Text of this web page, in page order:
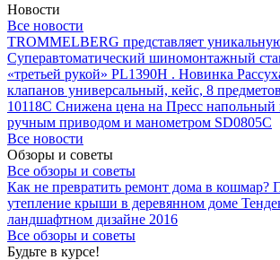
Новости
Все новости
TROMMELBERG представляет
Суперавтоматический шиномонтажный
«третьей рукой» PL1390H . Новинка
клапанов универсальный, кейс, 8
10118C Снижена цена на Пресс напольный
ручным приводом и манометром SD0805C
Все новости
Обзоры и советы
Все обзоры и советы
Как не превратить ремонт дома в кошмар?
утепление крыши в деревянном доме
ландшафтном дизайне 2016
Все обзоры и советы
Будьте в курсе!